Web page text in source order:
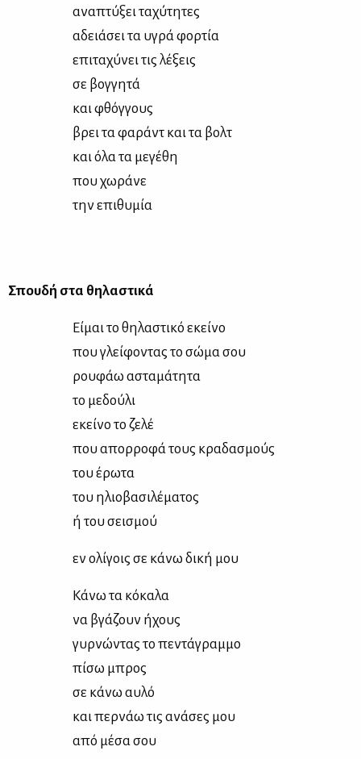
ανα­πτύ­ξει τα­χύ­τη­τες
αδειά­σει τα υγρά φορ­τία
επι­τα­χύ­νει τις λέ­ξεις
σε βογ­γη­τά
και φθόγ­γους
βρει τα φα­ράντ και τα βολτ
και όλα τα με­γέ­θη
που χω­ρά­νε
την επι­θυ­μία
Σπου­δή στα θη­λα­στι­κά
Εί­μαι το θη­λα­στι­κό εκεί­νο
που γλεί­φο­ντας το σώ­μα σου
ρου­φάω αστα­μά­τη­τα
το με­δού­λι
εκεί­νο το ζε­λέ
που απορ­ρο­φά τους κρα­δα­σμούς
του έρω­τα
του ηλιο­βα­σι­λέ­μα­τος
ή του σει­σμού
εν ολί­γοις σε κά­νω δι­κή μου
Κά­νω τα κό­κα­λα
να βγά­ζουν ήχους
γυρ­νώ­ντας το πε­ντά­γραμ­μο
πί­σω μπρος
σε κά­νω αυ­λό
και περ­νάω τις ανά­σες μου
από μέ­σα σου